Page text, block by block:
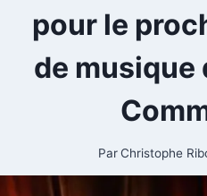
pour le
de musique
ParChristophe